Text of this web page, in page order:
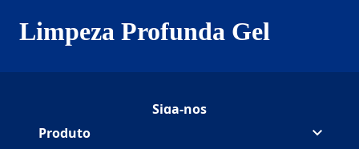
Limpeza Profunda Gel
Siga-nos
Seguir Duck no Facebook
(Opens in a new tab)
Seguir Duck no Youtube
(Opens in a new tab)
Produto